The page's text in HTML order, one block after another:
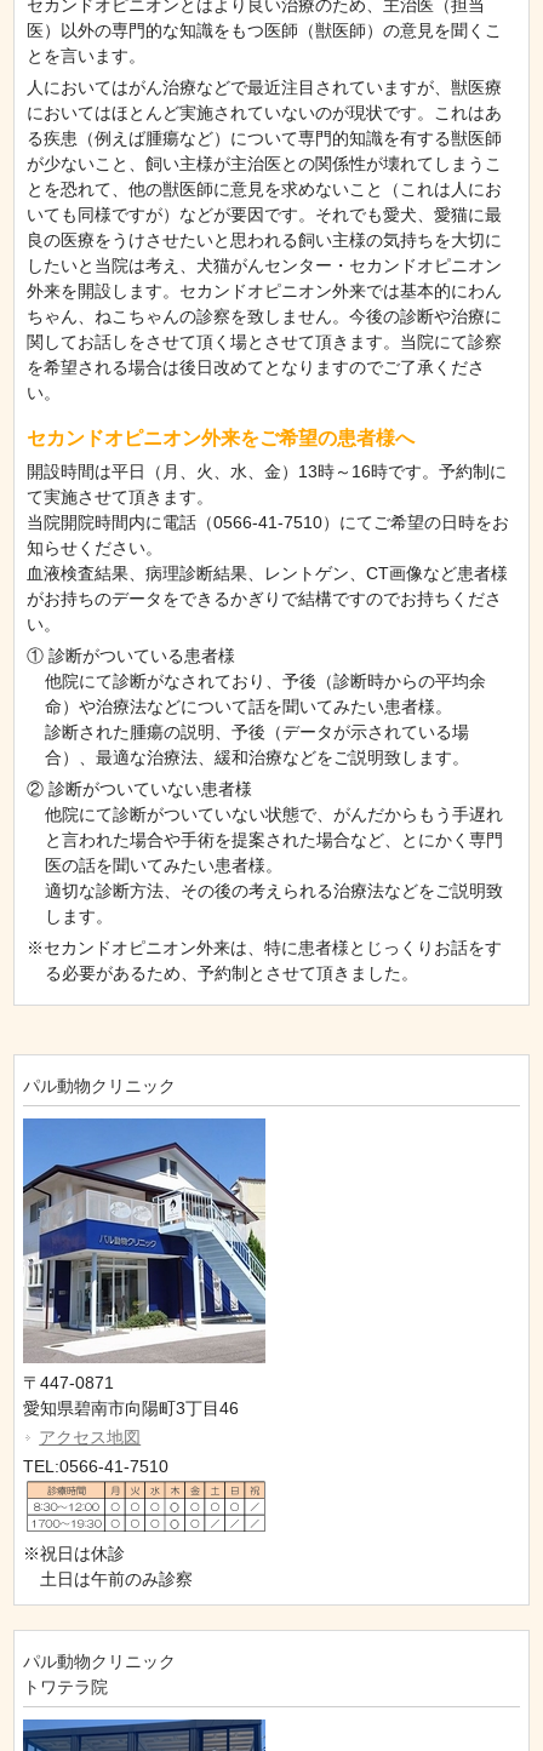
セカンドオピニオンとはより良い治療のため、主治医（担当
医）以外の専門的な知識をもつ医師（獣医師）の意見を聞くこ
とを言います。
人においてはがん治療などで最近注目されていますが、獣医療
においてはほとんど実施されていないのが現状です。これはあ
る疾患（例えば腫瘍など）について専門的知識を有する獣医師
が少ないこと、飼い主様が主治医との関係性が壊れてしまうこ
とを恐れて、他の獣医師に意見を求めないこと（これは人にお
いても同様ですが）などが要因です。それでも愛犬、愛猫に最
良の医療をうけさせたいと思われる飼い主様の気持ちを大切に
したいと当院は考え、犬猫がんセンター・セカンドオピニオン
外来を開設します。セカンドオピニオン外来では基本的にわん
ちゃん、ねこちゃんの診察を致しません。今後の診断や治療に
関してお話しをさせて頂く場とさせて頂きます。当院にて診察
を希望される場合は後日改めてとなりますのでご了承くださ
い。
セカンドオピニオン外来をご希望の患者様へ
開設時間は平日（月、火、水、金）13時～16時です。予約制に
て実施させて頂きます。
当院開院時間内に電話（0566-41-7510）にてご希望の日時をお
知らせください。
血液検査結果、病理診断結果、レントゲン、CT画像など患者様
がお持ちのデータをできるかぎりで結構ですのでお持ちくださ
い。
① 診断がついている患者様
他院にて診断がなされており、予後（診断時からの平均余
命）や治療法などについて話を聞いてみたい患者様。
診断された腫瘍の説明、予後（データが示されている場
合）、最適な治療法、緩和治療などをご説明致します。
② 診断がついていない患者様
他院にて診断がついていない状態で、がんだからもう手遅れ
と言われた場合や手術を提案された場合など、とにかく専門
医の話を聞いてみたい患者様。
適切な診断方法、その後の考えられる治療法などをご説明致
します。
※セカンドオピニオン外来は、特に患者様とじっくりお話をす
る必要があるため、予約制とさせて頂きました。
パル動物クリニック
〒447-0871
愛知県碧南市向陽町3丁目46
アクセス地図
TEL:0566-41-7510
※祝日は休診
土日は午前のみ診察
パル動物クリニック
トワテラ院